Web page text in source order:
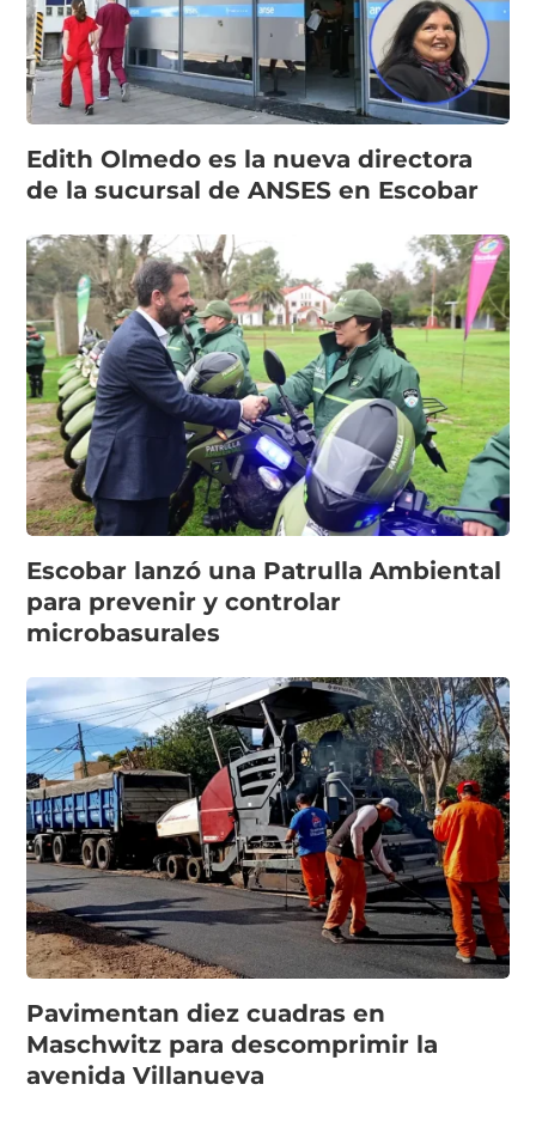
Edith Olmedo es la nueva directora
de la sucursal de ANSES en Escobar
Escobar lanzó una Patrulla Ambiental
para prevenir y controlar
microbasurales
Pavimentan diez cuadras en
Maschwitz para descomprimir la
avenida Villanueva